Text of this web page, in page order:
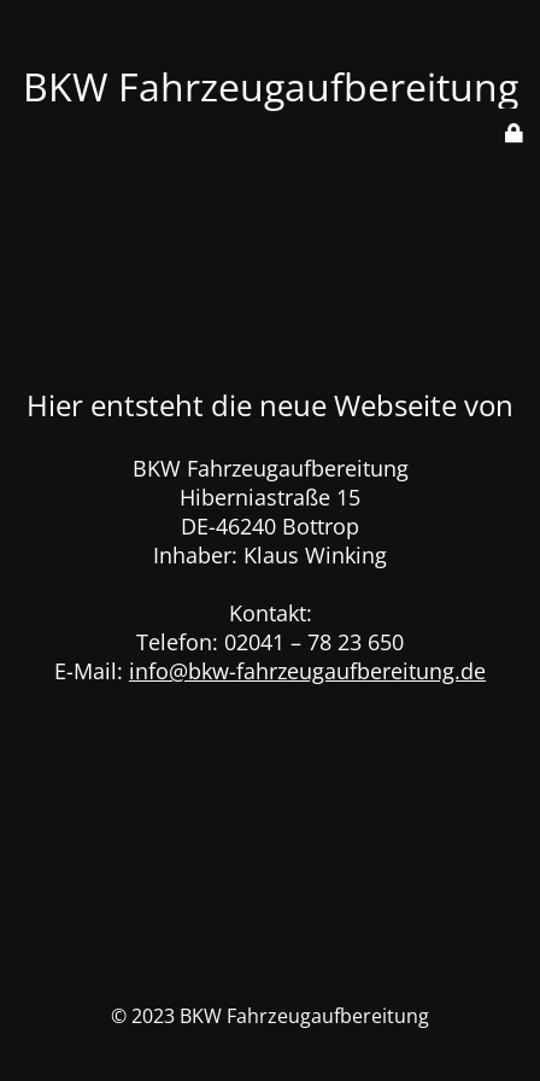
BKW Fahrzeugaufbereitung
Hier entsteht die neue Webseite von
BKW Fahrzeugaufbereitung
Hiberniastraße 15
DE-46240 Bottrop
Inhaber: Klaus Winking
Kontakt:
Telefon: 02041 – 78 23 650
E-Mail: info@bkw-fahrzeugaufbereitung.de
© 2023 BKW Fahrzeugaufbereitung